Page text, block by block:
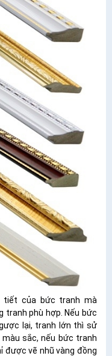
tiết của bức tranh mà
tranh phù hợp. Nếu bức
lại, tranh lớn thì sử
sắc, nếu bức tranh
được vẽ nhũ vàng đồng